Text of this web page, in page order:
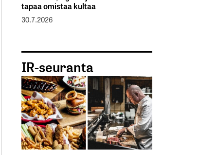
tapaa omistaa kultaa
30.7.2026
IR-seuranta